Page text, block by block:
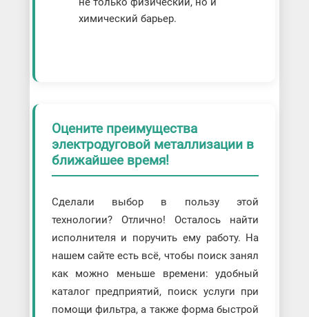
химический барьер.
Оцените преимущества
электродуговой металлизации в
ближайшее время!
Сделали выбор в пользу этой
технологии? Отлично! Осталось найти
исполнителя и поручить ему работу. На
нашем сайте есть всё, чтобы поиск занял
как можно меньше времени: удобный
каталог предприятий, поиск услуги при
помощи фильтра, а также форма быстрой